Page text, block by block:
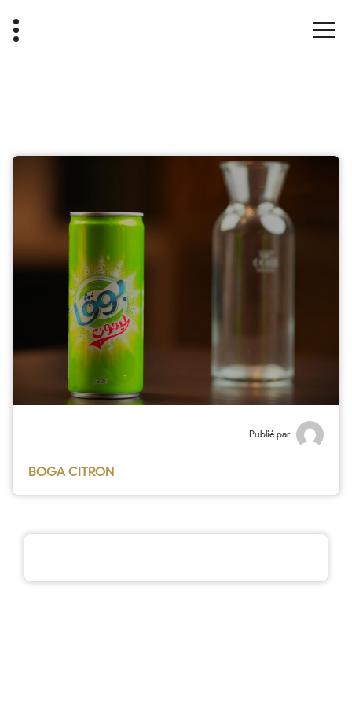
Publié par
BOGA CITRON